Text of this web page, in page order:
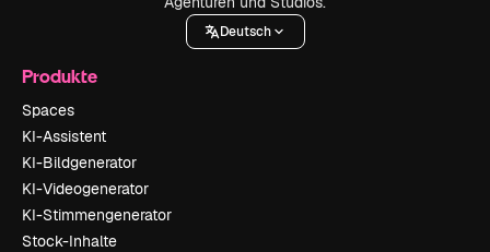
Deutsch
Produkte
Spaces
KI-Assistent
KI-Bildgenerator
KI-Videogenerator
KI-Stimmengenerator
Stock-Inhalte